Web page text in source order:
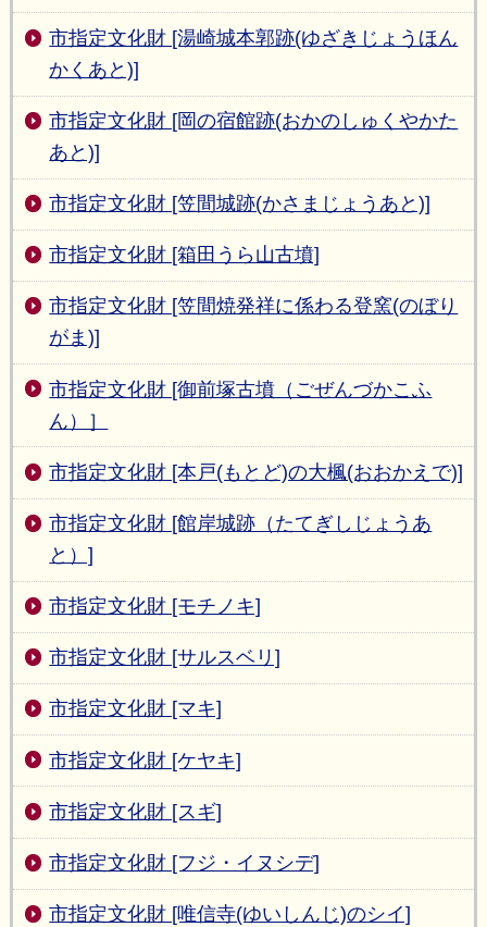
市指定文化財 [湯崎城本郭跡(ゆざきじょうほん
かくあと)]
市指定文化財 [岡の宿館跡(おかのしゅくやかた
あと)]
市指定文化財 [笠間城跡(かさまじょうあと)]
市指定文化財 [箱田うら山古墳]
市指定文化財 [笠間焼発祥に係わる登窯(のぼり
がま)]
市指定文化財 [御前塚古墳（ごぜんづかこふ
ん）］
市指定文化財 [本戸(もとど)の大楓(おおかえで)]
市指定文化財 [館岸城跡（たてぎしじょうあ
と）]
市指定文化財 [モチノキ]
市指定文化財 [サルスベリ]
市指定文化財 [マキ]
市指定文化財 [ケヤキ]
市指定文化財 [スギ]
市指定文化財 [フジ・イヌシデ]
市指定文化財 [唯信寺(ゆいしんじ)のシイ]